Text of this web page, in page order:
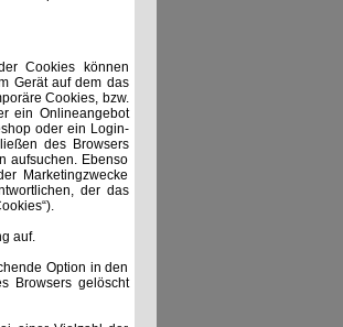
Cookies können
Gerät auf dem das
Cookies, bzw.
ein Onlineangebot
oder ein Login-
des Browsers
aufsuchen. Ebenso
Marketingzwecke
der das
auf.
Option in den
Browsers gelöscht